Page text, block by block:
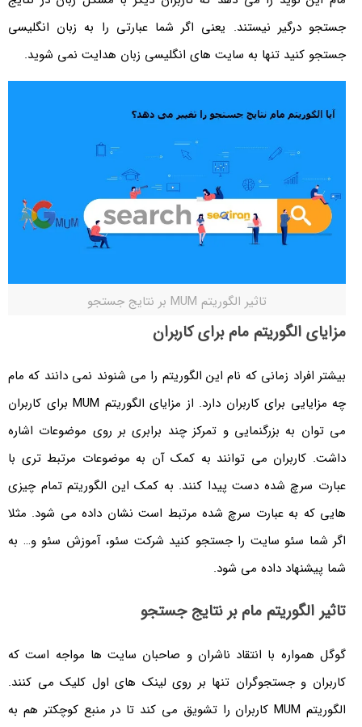
جستجو درگیر نیستند. یعنی اگر شما عبارتی را به زبان انگلیسی
جستجو کنید تنها به سایت های انگلیسی زبان هدایت نمی شوید.
تاثیر الگوریتم MUM بر نتایج جستجو
مزایای الگوریتم مام برای کاربران
بیشتر افراد زمانی که نام این الگوریتم را می شنوند نمی دانند که مام
چه مزایایی برای کاربران دارد. از مزایای الگوریتم MUM برای کاربران
می توان به بزرگنمایی و تمرکز چند برابری بر روی موضوعات اشاره
داشت. کاربران می توانند به کمک آن به موضوعات مرتبط تری با
عبارت سرچ شده دست پیدا کنند. به کمک این الگوریتم تمام چیزی
هایی که به عبارت سرچ شده مرتبط است نشان داده می شود. مثلا
اگر شما سئو سایت را جستجو کنید شرکت سئو، آموزش سئو و… به
شما پیشنهاد داده می شود.
تاثیر الگوریتم مام بر نتایج جستجو
گوگل همواره با انتقاد ناشران و صاحبان سایت ها مواجه است که
کاربران و جستجوگران تنها بر روی لینک های اول کلیک می کنند.
الگوریتم MUM کاربران را تشویق می کند تا در منبع کوچکتر هم به